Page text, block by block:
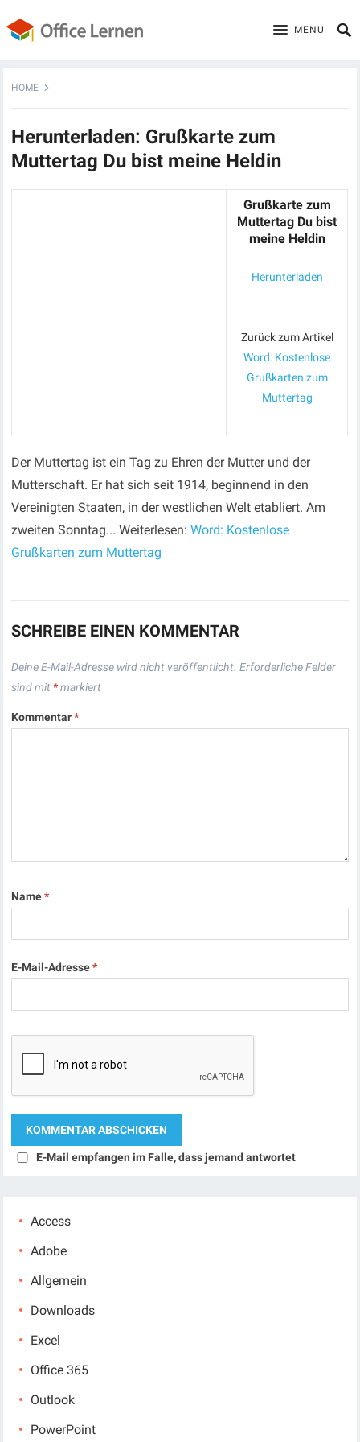
MENU
HOME
Herunterladen: Grußkarte zum
Muttertag Du bist meine Heldin
Grußkarte zum
Muttertag Du bist
meine Heldin
Herunterladen
Zurück zum Artikel
Word: Kostenlose
Grußkarten zum
Muttertag
Der Muttertag ist ein Tag zu Ehren der Mutter und der
Mutterschaft. Er hat sich seit 1914, beginnend in den
Vereinigten Staaten, in der westlichen Welt etabliert. Am
zweiten Sonntag... Weiterlesen:Word: Kostenlose
Grußkarten zum Muttertag
SCHREIBE EINEN KOMMENTAR
Deine E-Mail-Adresse wird nicht veröffentlicht. Erforderliche Felder
sind mit *markiert
Kommentar*
Name*
E-Mail-Adresse*
E-Mail empfangen im Falle, dass jemand antwortet
Access
Adobe
Allgemein
Downloads
Excel
Office 365
Outlook
PowerPoint